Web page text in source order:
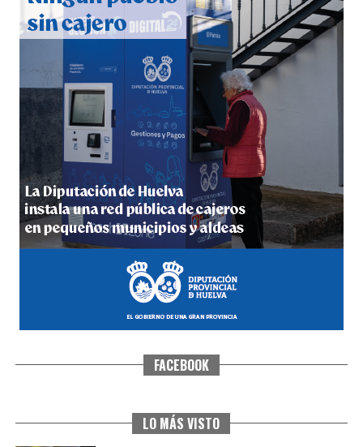
hace 5 días·Huelvatv
5º DÍA DE LAS FIESTAS COLOMBINAS 2026
hace 5 días·Huelvatv
CUARTA CORRIDA DE LAS FIESTAS COLOMBINAS
FACEBOOK
LO MÁS VISTO